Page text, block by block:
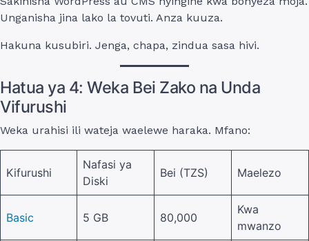
Unganisha jina lako la tovuti. Anza kuuza.
Hakuna kusubiri. Jenga, chapa, zindua sasa hivi.
Hatua ya 4: Weka Bei Zako na Unda
Vifurushi
Weka urahisi ili wateja waelewe haraka. Mfano:
Kifurushi
Nafasi ya
Diski
Bei (TZS) Maelezo
Basic 5 GB 80,000
Kwa
mwanzo